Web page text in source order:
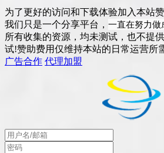
为了更好的访问和下载体验加入本站
我们只是一个分享平台， 一直在努力做
所有收集的资源，均未测试，也不提
试!赞助费用仅维持本站的日常运营所
广告合作 代理加盟